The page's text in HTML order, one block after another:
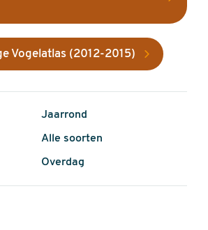
Vogelatlas (2012-2015)
Jaarrond
Alle soorten
Overdag